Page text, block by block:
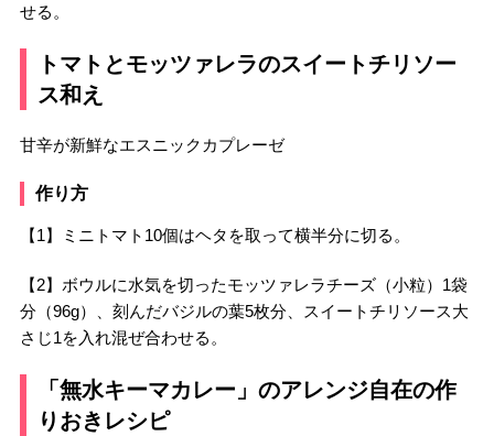
せる。
トマトとモッツァレラのスイートチリソー
ス和え
甘辛が新鮮なエスニックカプレーゼ
作り方
【1】ミニトマト10個はヘタを取って横半分に切る。
【2】ボウルに水気を切ったモッツァレラチーズ（小粒）1袋
分（96g）、刻んだバジルの葉5枚分、スイートチリソース大
さじ1を入れ混ぜ合わせる。
「無水キーマカレー」のアレンジ自在の作
りおきレシピ